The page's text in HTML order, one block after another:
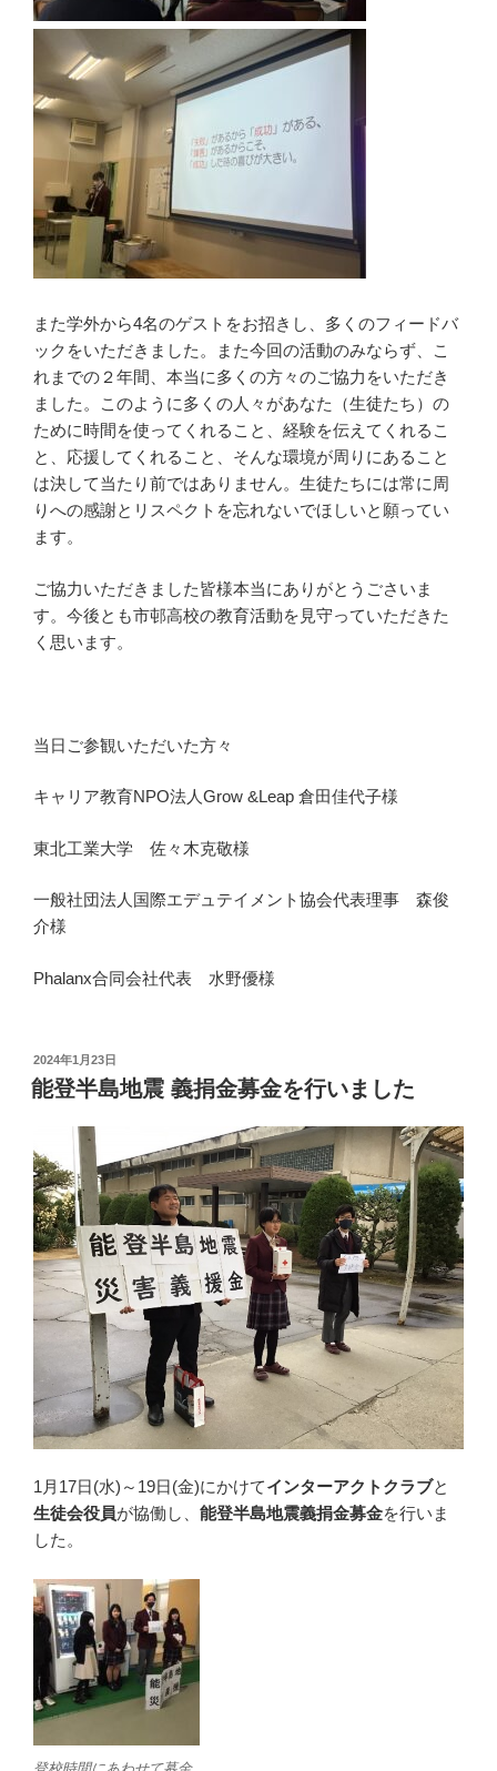
また学外から4名のゲストをお招きし、多くのフィードバ
ックをいただきました。また今回の活動のみならず、こ
れまでの２年間、本当に多くの方々のご協力をいただき
ました。このように多くの人々があなた（生徒たち）の
ために時間を使ってくれること、経験を伝えてくれるこ
と、応援してくれること、そんな環境が周りにあること
は決して当たり前ではありません。生徒たちには常に周
りへの感謝とリスペクトを忘れないでほしいと願ってい
ます。
ご協力いただきました皆様本当にありがとうごさいま
す。今後とも市邨高校の教育活動を見守っていただきた
く思います。
当日ご参観いただいた方々
キャリア教育NPO法人Grow &Leap 倉田佳代子様
東北工業大学 佐々木克敬様
一般社団法人国際エデュテイメント協会代表理事 森俊
介様
Phalanx合同会社代表 水野優様
投
稿
日:
2024年1月23日
能登半島地震 義捐金募金を行いました
1月17日(水)～19日(金)にかけてインターアクトクラブと
生徒会役員が協働し、 能登半島地震義捐金募金を行いま
した。